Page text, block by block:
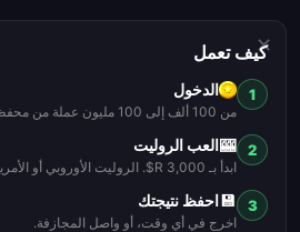
✕
كيف تعمل
1 الدخول
من 100 ألف إلى 100 مليون عملة من محفظتك.
2
🎰العب الروليت
ابدأ بـ 3,000 R$. الروليت الأوروبي أو الأمريكي.
3
💾احفظ نتيجتك
اخرج في أي وقت، أو واصل المجازفة.